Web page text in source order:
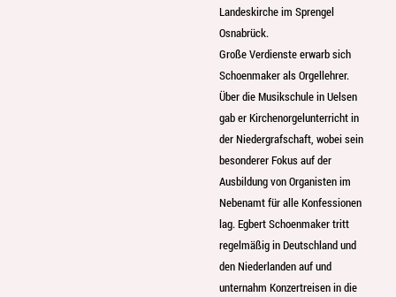
Landeskirche im Sprengel
Osnabrück.
Große Verdienste erwarb sich
Schoenmaker als Orgellehrer.
Über die Musikschule in Uelsen
gab er Kirchenorgelunterricht in
der Niedergrafschaft, wobei sein
besonderer Fokus auf der
Ausbildung von Organisten im
Nebenamt für alle Konfessionen
lag. Egbert Schoenmaker tritt
regelmäßig in Deutschland und
den Niederlanden auf und
unternahm Konzertreisen in die